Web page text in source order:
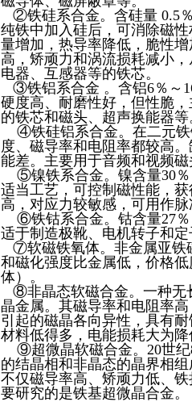
②铁硅系合金。含硅量 0.5
纯铁中加入硅后，可消除磁
量增加，热导率降低，脆性
高，矫顽力和涡流损耗减小
电器、互感器等的铁芯。
③铁铝系合金 。含铝6％～
硬度高、耐磨性好，但性脆
的铁芯和磁头、超声换能器等
④铁硅铝系合金。在二元铁
度、磁导率和电阻率都较高
能差。主要用于音频和视频磁
⑤镍铁系合金。镍含量30％
适当工艺，可控制磁性能，
高，对应力较敏感，可用作
⑥铁钴系合金。钴含量27％
适于制造极靴、电机转子和
⑦软磁铁氧体。非金属亚铁
和磁化强度比金属低，价格
体）。
⑧非晶态软磁合金。一种无
晶金属。其磁导率和电阻率
引起的磁晶各向异性，具有
材料低得多，电能损耗大为
⑨超微晶软磁合金。20世纪
的结晶相和非晶态的晶界相
不仅磁导率高、矫顽力低、
要研究的是铁基超微晶合金。